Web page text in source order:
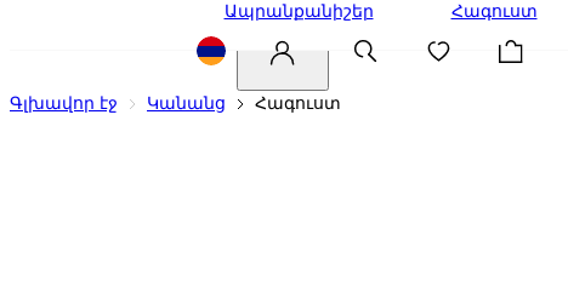
Ապրանքանիշեր Հագուստ
Գլխավոր էջ Կանանց Հագուստ